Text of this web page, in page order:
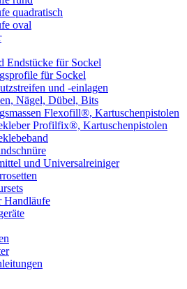
quadratisch
oval
Endstücke für Sockel
für Sockel
und -einlagen
Nägel, Dübel, Bits
Flexofill®, Kartuschenpistolen
Profilfix®, Kartuschenpistolen
und Universalreiniger
Handläufe